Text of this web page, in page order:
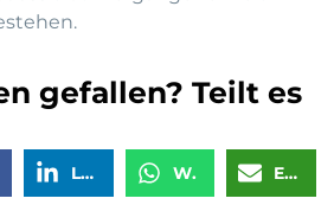
gefallen? Teilt es
LinkedIn WhatsApp Email